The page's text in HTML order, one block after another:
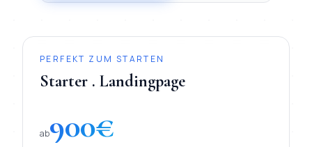
PERFEKT ZUM STARTEN
Starter . Landingpage
ab900€